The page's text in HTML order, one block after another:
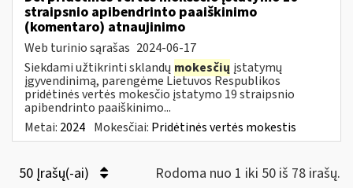
straipsnio apibendrinto paaiškinimo
(komentaro) atnaujinimo
Web turinio sąrašas 2024-06-17
Siekdami užtikrinti sklandų mokesčių įstatymų
įgyvendinimą, parengėme Lietuvos Respublikos
pridėtinės vertės mokesčio įstatymo 19 straipsnio
apibendrinto paaiškinimo...
Metai: 2024 Mokesčiai: Pridėtinės vertės mokestis
50 Įrašų(-ai) Rodoma nuo 1 iki 50 iš 78 irašų.